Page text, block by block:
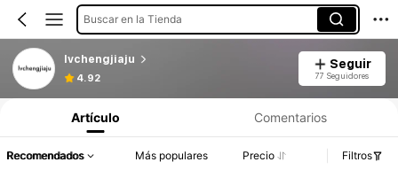
Buscar en la Tienda
lvchengjiaju
4.92
Seguir
77 Seguidores
Artículo Comentarios
Recomendados Más populares Precio Filtros